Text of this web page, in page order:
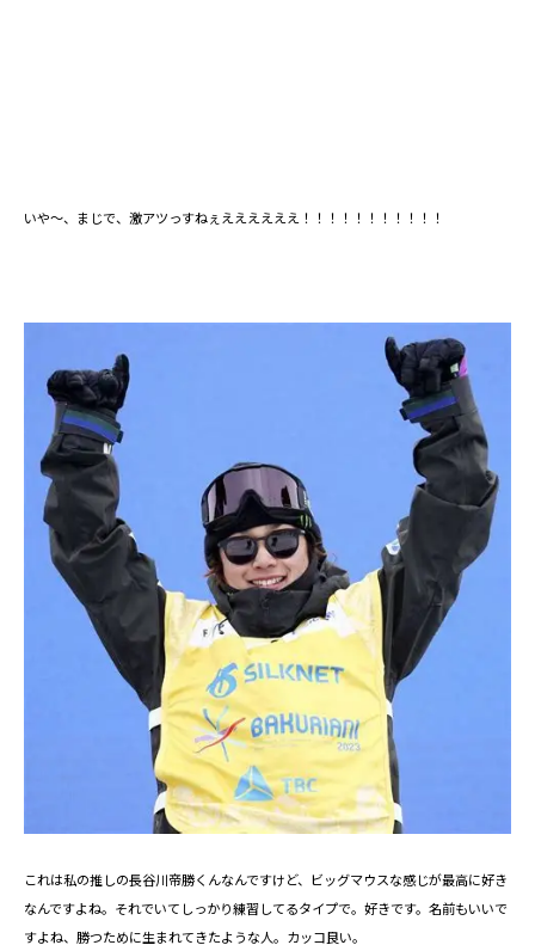
いや～、まじで、激アツっすねぇええええええ！！！！！！！！！！！
これは私の推しの長谷川帝勝くんなんですけど、ビッグマウスな感じが最高に好き
なんですよね。それでいてしっかり練習してるタイプで。好きです。名前もいいで
すよね、勝つために生まれてきたような人。カッコ良い。